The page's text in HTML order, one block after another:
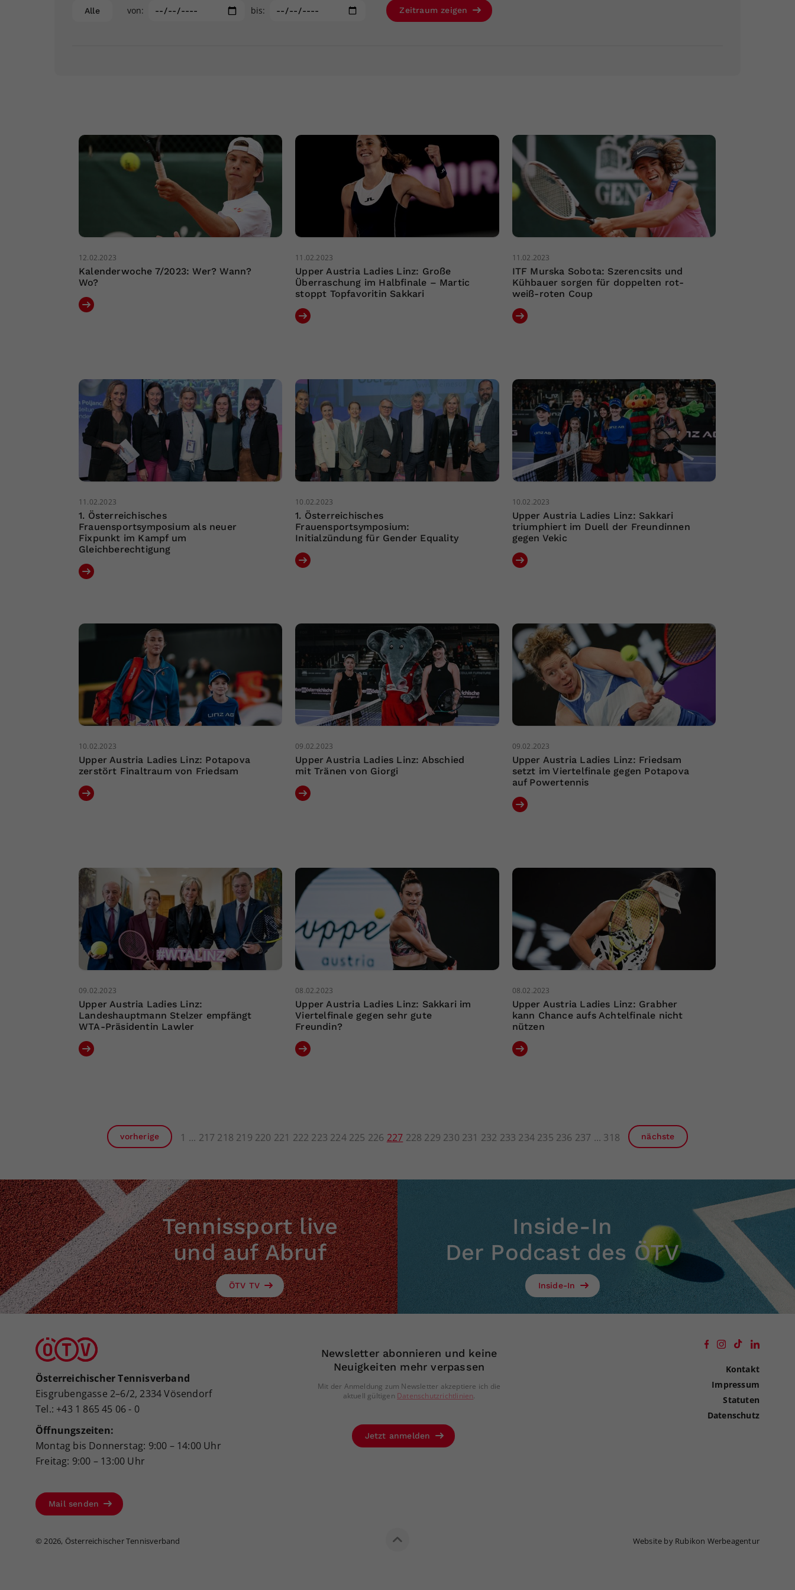
Alle von: bis: Zeitraum zeigen
12.02.2023
Kalenderwoche 7/2023: Wer? Wann?
Wo?
11.02.2023
Upper Austria Ladies Linz: Große
Überraschung im Halbfinale – Martic
stoppt Topfavoritin Sakkari
11.02.2023
ITF Murska Sobota: Szerencsits und
Kühbauer sorgen für doppelten rot-
weiß-roten Coup
11.02.2023
1. Österreichisches
Frauensportsymposium als neuer
Fixpunkt im Kampf um
Gleichberechtigung
10.02.2023
1. Österreichisches
Frauensportsymposium:
Initialzündung für Gender Equality
10.02.2023
Upper Austria Ladies Linz: Sakkari
triumphiert im Duell der Freundinnen
gegen Vekic
10.02.2023
Upper Austria Ladies Linz: Potapova
zerstört Finaltraum von Friedsam
09.02.2023
Upper Austria Ladies Linz: Abschied
mit Tränen von Giorgi
09.02.2023
Upper Austria Ladies Linz: Friedsam
setzt im Viertelfinale gegen Potapova
auf Powertennis
09.02.2023
Upper Austria Ladies Linz:
Landeshauptmann Stelzer empfängt
WTA-Präsidentin Lawler
08.02.2023
Upper Austria Ladies Linz: Sakkari im
Viertelfinale gegen sehr gute
Freundin?
08.02.2023
Upper Austria Ladies Linz: Grabher
kann Chance aufs Achtelfinale nicht
nützen
vorherige 1 217 218 219 220 221 222 223 224 225 226 227 228 229 230 231 232 233 234 235 236 237 318 nächste
Tennissport live
und auf Abruf
ÖTV TV
Inside-In
Der Podcast des ÖTV
Inside-In
Österreichischer Tennisverband
Eisgrubengasse 2–6/2, 2334 Vösendorf
Tel.: +43 1 865 45 06 - 0
Öffnungszeiten:
Montag bis Donnerstag: 9:00 – 14:00 Uhr
Freitag: 9:00 – 13:00 Uhr
Mail senden
Newsletter abonnieren und keine
Neuigkeiten mehr verpassen
Mit der Anmeldung zum Newsletter akzeptiere ich die
aktuell gültigen Datenschutzrichtlinien.
Jetzt anmelden
Kontakt
Impressum
Statuten
Datenschutz
© 2026, Österreichischer Tennisverband Website by Rubikon Werbeagentur
Ihrer vorgenommen Einstellungen, falls der